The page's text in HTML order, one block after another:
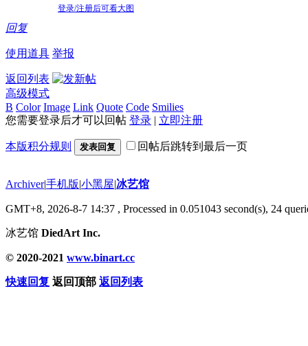
登录/注册后可看大图
回复
使用道具 举报
返回列表
高级模式
B Color Image Link Quote Code Smilies
您需要登录后才可以回帖 登录 | 立即注册
本版积分规则 发表回复 回帖后跳转到最后一页
Archiver|手机版|小黑屋|冰艺馆
GMT+8, 2026-8-7 14:37 , Processed in 0.051043 second(s), 24
冰艺馆 DiedArt Inc.
© 2020-2021 www.binart.cc
快速回复 返回顶部 返回列表